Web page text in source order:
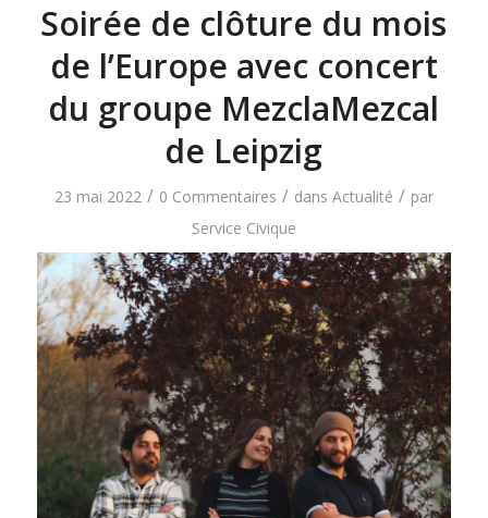
Soirée de clôture du mois
de l’Europe avec concert
du groupe MezclaMezcal
de Leipzig
23 mai 2022 / 0 Commentaires / dans Actualité / par
Service Civique